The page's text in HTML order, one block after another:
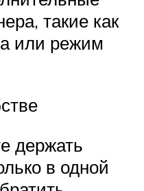
такие как
или режим
держать
в одной